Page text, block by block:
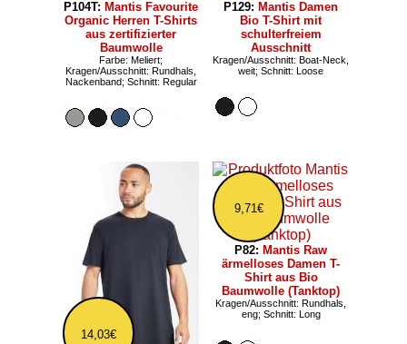
P104T: Mantis Favourite
Organic Herren T-Shirts
aus zertifizierter
Baumwolle
Farbe: Meliert;
Kragen/Ausschnitt: Rundhals,
Nackenband; Schnitt: Regular
P129: Mantis Damen
Bio T-Shirt mit
schulterfreiem
Ausschnitt
Kragen/Ausschnitt: Boat-Neck,
weit; Schnitt: Loose
14,03€
9,71€
P82: Mantis Raw
ärmelloses Damen T-
Shirt aus Bio
Baumwolle (Tanktop)
Kragen/Ausschnitt: Rundhals,
eng; Schnitt: Long